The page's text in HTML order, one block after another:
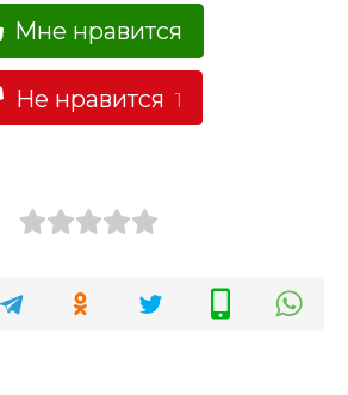
Мне нравится
Не нравится 1